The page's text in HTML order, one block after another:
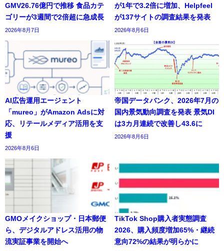
GMV26.76億円で推移 食品カテ
ゴリーが3週間で2倍超に急成長
2026年8月7日
が1年で3.2倍に増加、Helpfeel
が137サイトの調査結果を発表
2026年8月6日
AI広告運用エージェント
「mureo」がAmazon Adsに対
応、リテールメディア活用を支
援
2026年8月6日
帝国データバンク、2026年7月の
国内景気動向調査を発表 景気DI
は3カ月連続で改善し43.6に
2026年8月6日
GMOメイクショップ・日本郵便
ら、デジタルアドレス活用の物
流実証事業を開始へ
TikTok Shop購入者実態調査
2026、購入頻度増加65%・継続
意向72%の結果が明らかに